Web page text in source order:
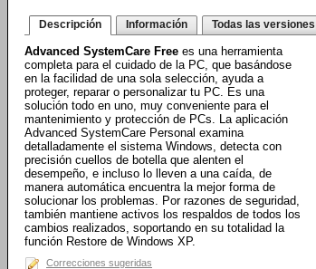
Descripción Información Todas las versiones
Advanced SystemCare Free es una herramienta
completa para el cuidado de la PC, que basándose
en la facilidad de una sola selección, ayuda a
proteger, reparar o personalizar tu PC. Es una
solución todo en uno, muy conveniente para el
mantenimiento y protección de PCs. La aplicación
Advanced SystemCare Personal examina
detalladamente el sistema Windows, detecta con
precisión cuellos de botella que alenten el
desempeño, e incluso lo lleven a una caída, de
manera automática encuentra la mejor forma de
solucionar los problemas. Por razones de seguridad,
también mantiene activos los respaldos de todos los
cambios realizados, soportando en su totalidad la
función Restore de Windows XP.
Correcciones sugeridas